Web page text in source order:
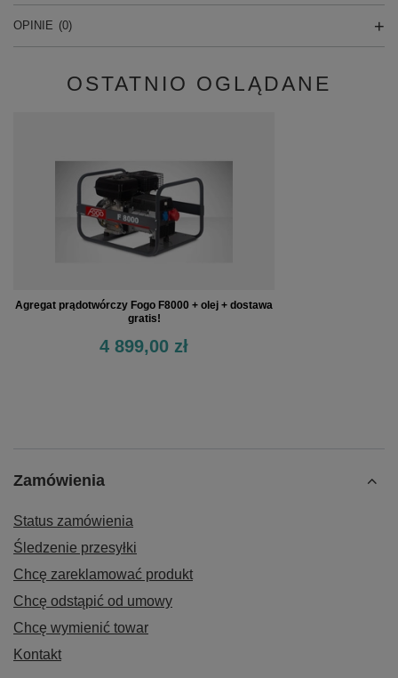
OPINIE (0)
OSTATNIO OGLĄDANE
Agregat prądotwórczy Fogo F8000 + olej + dostawa
gratis!
4 899,00 zł
Zamówienia
Status zamówienia
Śledzenie przesyłki
Chcę zareklamować produkt
Chcę odstąpić od umowy
Chcę wymienić towar
Kontakt